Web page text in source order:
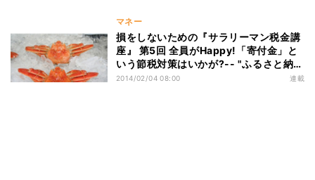
マネー
損をしないための『サラリーマン税金講
座』 第5回 全員がHappy!「寄付金」と
いう節税対策はいかが?-- "ふるさと納
税"大ブーム!
2014/02/04 08:00 連載